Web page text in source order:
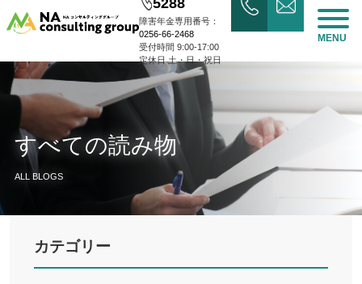
障害年金専用番号：
0256-66-2468
受付時間 9:00-17:00
定休日 土・日・祝日
MENU
すべての読み物
ALL BLOGS
カテゴリー